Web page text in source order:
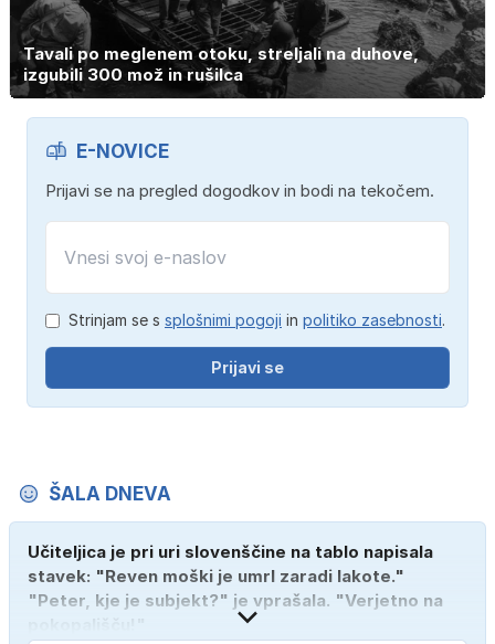
Tavali po meglenem otoku, streljali na duhove,
izgubili 300 mož in rušilca
E-NOVICE
Prijavi se na pregled dogodkov in bodi na tekočem.
Strinjam se s splošnimi pogoji in politiko zasebnosti.
Prijavi se
ŠALA DNEVA
Učiteljica je pri uri slovenščine na tablo napisala
stavek: "Reven moški je umrl zaradi lakote."
"Peter, kje je subjekt?" je vprašala. "Verjetno na